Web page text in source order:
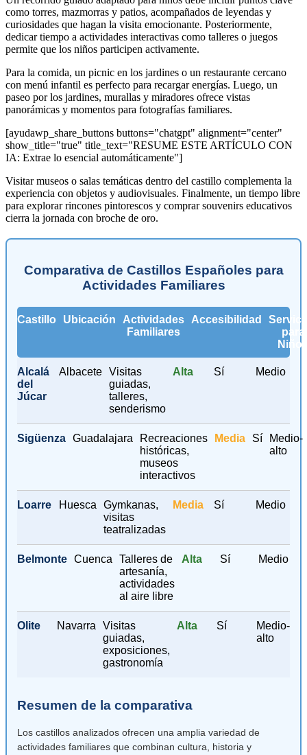
como torres, mazmorras y patios, acompañados de leyendas y
curiosidades que hagan la visita emocionante. Posteriormente,
dedicar tiempo a actividades interactivas como talleres o juegos
permite que los niños participen activamente.
Para la comida, un picnic en los jardines o un restaurante cercano
con menú infantil es perfecto para recargar energías. Luego, un
paseo por los jardines, murallas y miradores ofrece vistas
panorámicas y momentos para fotografías familiares.
[ayudawp_share_buttons buttons="chatgpt" alignment="center"
show_title="true" title_text="RESUME ESTE ARTÍCULO CON
IA: Extrae lo esencial automáticamente"]
Visitar museos o salas temáticas dentro del castillo complementa la
experiencia con objetos y audiovisuales. Finalmente, un tiempo libre
para explorar rincones pintorescos y comprar souvenirs educativos
cierra la jornada con broche de oro.
Comparativa de Castillos Españoles para
Actividades Familiares
Castillo Ubicación
Actividades
Familiares
Accesibilidad
para
Alcalá
del
Júcar
Albacete
Visitas
guiadas,
talleres,
senderismo
Alta Sí Medio
Sigüenza Guadalajara
Recreaciones
históricas,
museos
interactivos
Media Sí
Medio-
alto
Loarre Huesca
Gymkanas,
visitas
teatralizadas
Media Sí Medio
Belmonte Cuenca
Talleres de
artesanía,
actividades
al aire libre
Alta Sí Medio
Olite Navarra
Visitas
guiadas,
exposiciones,
gastronomía
Alta Sí
Medio-
alto
Resumen de la comparativa
Los castillos analizados ofrecen una amplia variedad de
actividades familiares que combinan cultura, historia y